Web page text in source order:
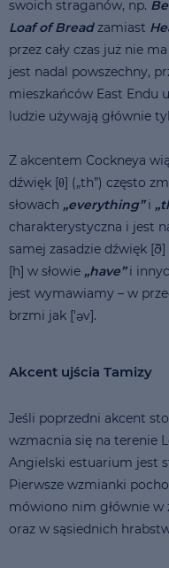
swoich straganów, np.
Loaf of Breadzamiast
przez cały czas już nie
jest nadal powszechny,
mieszkańców East Endu
ludzie używają głównie
Z akcentem Cockneya
dźwięk [θ] („th”) często
słowach „everything”і
charakterystyczna i jest
samej zasadzie dźwięk
[h] w słowie „have”i
jest wymawiamy – w
brzmi jak ['əv].
Akcent ujścia Tamizy
Jeśli poprzedni akcent
wzmacnia się na terenie
Angielski estuarium jest
Pierwsze wzmianki
mówiono nim głównie w
oraz w sąsiednich